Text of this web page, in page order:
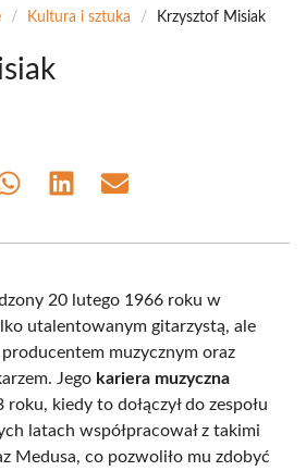
/ Kultura i sztuka / Krzysztof Misiak
Share Share Share
20 lutego 1966 roku w
utalentowanym gitarzystą, ale
muzycznym oraz
Jego kariera muzyczna
roku, kiedy to dołączył do zespołu
latach współpracował z takimi
Medusa, co pozwoliło mu zdobyć